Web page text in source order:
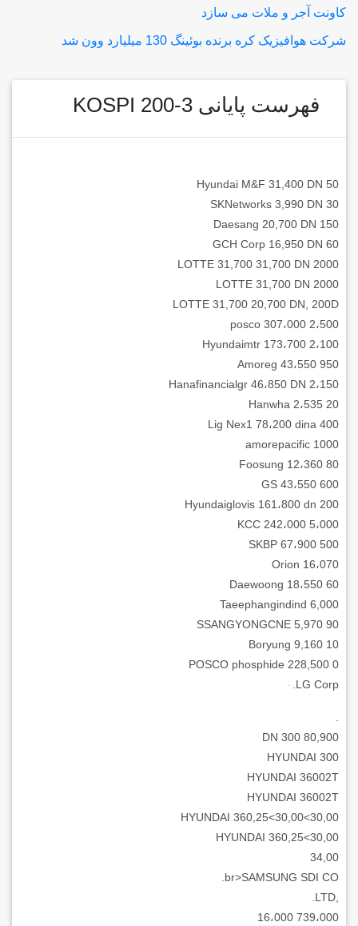
کاونت آجر و ملات می سازد
شرکت هوافیزیک کره برنده بوئینگ 130 میلیارد وون شد
فهرست پایانی KOSPI 200-3
Hyundai M&F 31,400 DN 50
SKNetworks 3,990 DN 30
Daesang 20,700 DN 150
GCH Corp 16,950 DN 60
LOTTE 31,700 31,700 DN 2000
LOTTE 31,700 DN 2000
LOTTE 31,700 20,700 DN, 200D
posco 307،000 2،500
Hyundaimtr 173،700 2،100
Amoreg 43،550 950
Hanafinancialgr 46،850 DN 2،150
Hanwha 2،535 20
Lig Nex1 78،200 dina 400
amorepacific 1000
Foosung 12،360 80
GS 43،550 600
Hyundaiglovis 161،800 dn 200
KCC 242،000 5،000
SKBP 67،900 500
Orion 16،070
Daewoong 18،550 60
Taeephangindind 6,000
SSANGYONGCNE 5,970 90
Boryung 9,160 10
POSCO phosphide 228,500 0
LG Corp.
.
80,900 DN 300
HYUNDAI 300
HYUNDAI 36002T
HYUNDAI 36002T
HYUNDAI 360,25<30,00<30,00
HYUNDAI 360,25<30,00
34,00
br>SAMSUNG SDI CO.
,LTD.
739،000 16،000